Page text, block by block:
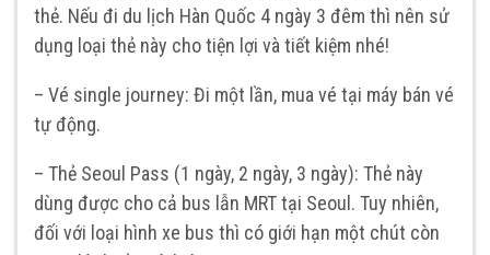
thẻ. Nếu đi du lịch Hàn Quốc 4 ngày 3 đêm thì nên sử
dụng loại thẻ này cho tiện lợi và tiết kiệm nhé!
– Vé single journey: Đi một lần, mua vé tại máy bán vé
tự động.
– Thẻ Seoul Pass (1 ngày, 2 ngày, 3 ngày): Thẻ này
dùng được cho cả bus lẫn MRT tại Seoul. Tuy nhiên,
đối với loại hình xe bus thì có giới hạn một chút còn